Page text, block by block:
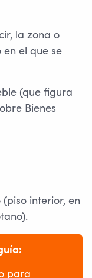
la zona o
el que se
(que figura
Bienes
interior, en
para